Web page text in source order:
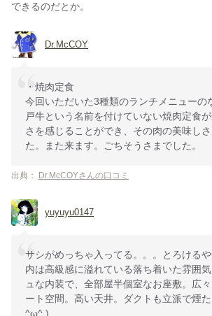
できるのだとか。
Dr.McCOY
・焼肉定食
今回いただいた3種類のランチメニューの
戸牛という名前を付けていない焼肉定食
さを感じることができ、その肉の美味し
た。また来ます。ごちそうさまでした。
出典： Dr.McCOYさんの口コミ
yuyuyu0147
サシがめっちゃ入ってる。。。とろける
内は高級感に溢れている落ち着いた雰囲
ュな内装で、全部屋半個室なお座敷。広
ート空間。高い天井。ダクトも立派で煙
^ω^ )